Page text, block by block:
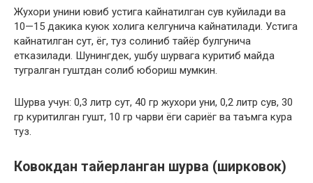
Жухори унини ювиб устига кайнатилган сув куйилади ва
10—15 дакика куюк холига келгунича кайнатилади. Устига
кайнатилган сут, ёг, туз солиниб тайёр булгунича
етказилади. Шунингдек, ушбу шурвага куритиб майда
тугралган гуштдан солиб юбориш мумкин.
Шурва учун: 0,3 литр сут, 40 гр жухори уни, 0,2 литр сув, 30
гр куритилган гушт, 10 гр чарви ёги сариёг ва таъмга кура
туз.
Ковокдан тайерланган шурва (ширковок)